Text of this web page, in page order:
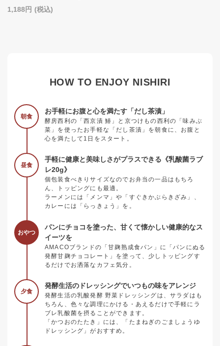
1,188
(税込)
HOW TO ENJOY NISHIRI
朝食
お手軽にお腹と心を満たす「だし茶漬」
酵房西利の「西京漬 鰆」と京つけもの西利の「味みぶ
菜」を使ったお手軽な「だし茶漬」を朝食に、お腹と
心を満たして1日をスタート。
昼食
手軽に健康と美味しさがプラスできる《乳酸菌ラブ
レ20g》
個包装食べきりサイズなのでお弁当の一品はもちろ
ん、トッピングにも最適。
ラーメンには「メンマ」や「すぐきかぶらきざみ」、
カレーには「らっきょう」を。
おやつ
パンにチョコを塗った、甘くて懐かしい健康的なス
イーツを
AMACOブランドの「甘麹熟成食パン」に「パンにぬる
発酵甘麹チョコレート」を塗って、少しトッピングす
るだけでお洒落なカフェ気分。
夕食
発酵生活のドレッシングでいつもの味をアレンジ
発酵生活の乳酸発酵 野菜ドレッシングは、サラダはも
ちろん、色々な調理にかける・あえるだけで手軽にラ
ブレ乳酸菌を摂ることができます。
「かつおのたたき」には、「たまねぎのごましょうゆ
ドレッシング」がおすすめ。